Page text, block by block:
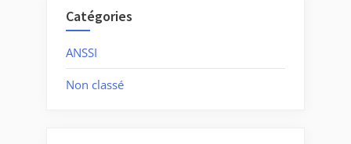
Catégories
ANSSI
Non classé